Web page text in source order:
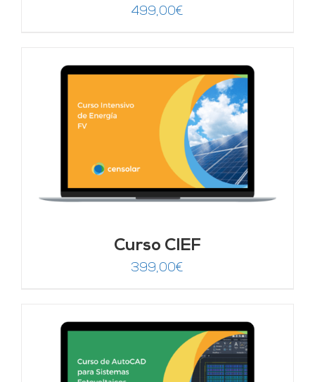
499,00€
Curso CIEF
399,00€